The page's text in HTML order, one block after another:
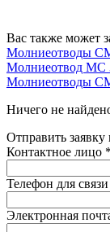
Вас также может
Молниеотводы
Молниеотвод МС
Молниеотводы
Ничего не
Отправить
Контактное лицо *
Телефон для связи
Электронная